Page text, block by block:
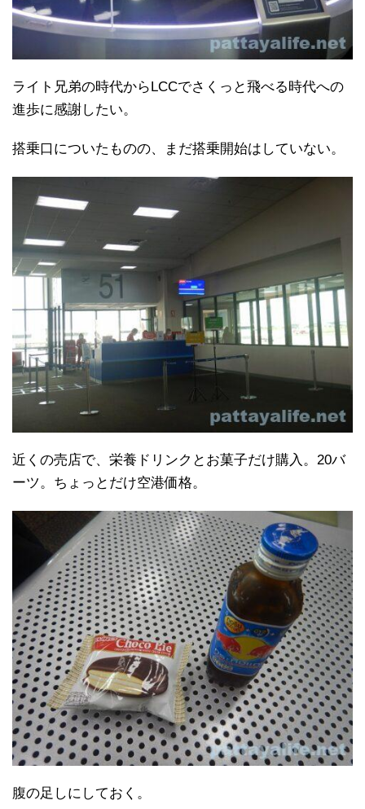
ライト兄弟の時代からLCCでさくっと飛べる時代への
進歩に感謝したい。
搭乗口についたものの、まだ搭乗開始はしていない。
近くの売店で、栄養ドリンクとお菓子だけ購入。20バ
ーツ。ちょっとだけ空港価格。
腹の足しにしておく。